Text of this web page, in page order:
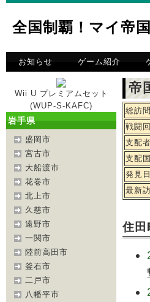
全国制覇！マイ帝国
お知らせ ゲーム紹介
Wii U プレミアムセット
(WUP-S-KAFC)
岩手県
盛岡市
宮古市
大船渡市
花巻市
北上市
久慈市
遠野市
一関市
陸前高田市
釜石市
二戸市
八幡平市
帝
総訪
戦闘
支配者
支配国
発見日
最新
住田